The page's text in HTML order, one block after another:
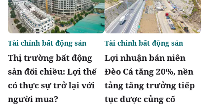
Thị trường bất động
sản đổi chiều: Lợi thế
có thực sự trở lại với
người mua?
Tài chính bất động sản
Lợi nhuận bán niên
Đèo Cả tăng 20%, nền
tảng tăng trưởng tiếp
tục được củng cố
Tài chính bất động sản